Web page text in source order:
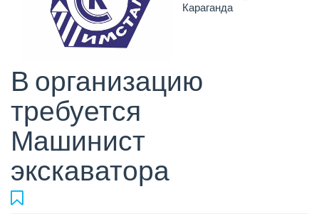
Караганда
В организацию
требуется
Машинист
экскаватора